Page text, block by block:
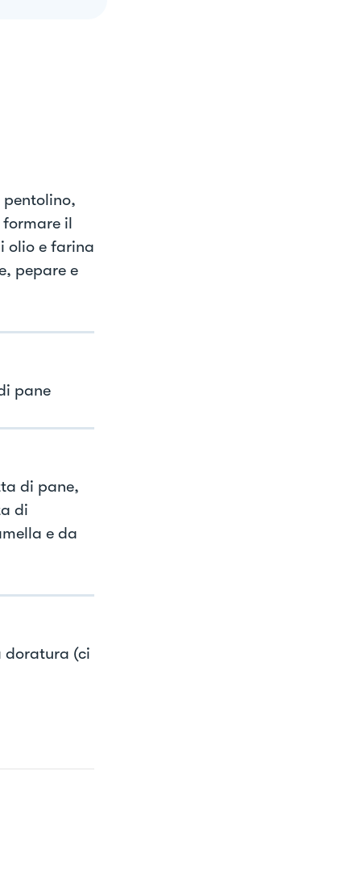
il
olio e farina
pepare e
pane
di pane,
di
e da
doratura (ci